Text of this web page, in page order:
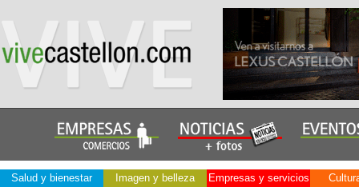
Salud y bienestar Imagen y belleza Empresas y servicios